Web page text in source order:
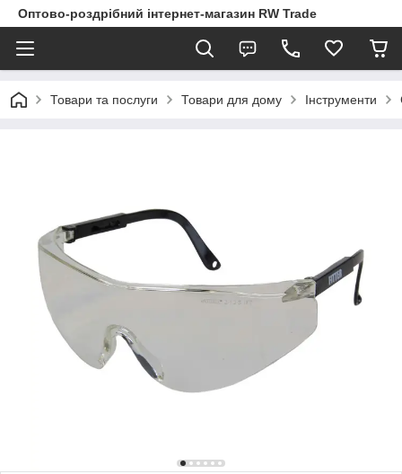
Оптово-роздрібний інтернет-магазин RW Trade
Товари та послуги Товари для дому Інструменти